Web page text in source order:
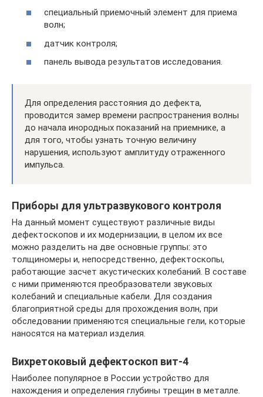
специальный приемочный элемент для приема
волн;
датчик контроля;
панель вывода результатов исследования.
Для определения расстояния до дефекта,
проводится замер времени распространения волны
до начала инородных показаний на приемнике, а
для того, чтобы узнать точную величину
нарушения, используют амплитуду отраженного
импульса.
Приборы для ультразвукового контроля
На данный момент существуют различные виды
дефектоскопов и их модернизации, в целом их все
можно разделить на две основные группы: это
толщиномеры и, непосредственно, дефектоскопы,
работающие засчет акустических колебаний. В составе
с ними применяются преобразователи звуковых
колебаний и специальные кабели. Для создания
благоприятной среды для прохождения волн, при
обследовании применяются специальные гели, которые
наносятся на материал изделия.
Вихретоковый дефектоскоп вит-4
Наиболее популярное в России устройство для
нахождения и определения глубины трещин в металле.